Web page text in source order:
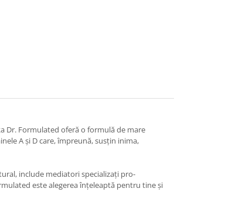
Dr. Formulated oferă o formulă de mare
A și D care, împreună, susțin inima,
include mediatori specializați pro-
este alegerea înțeleaptă pentru tine și